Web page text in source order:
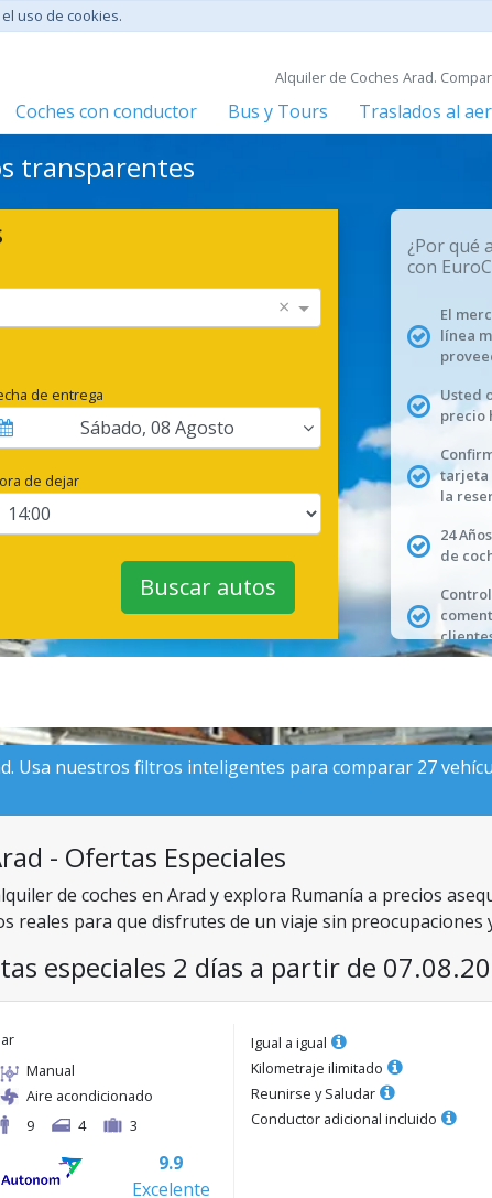
uso de cookies.
Alquiler de Coches Arad.
Coches con conductor Bus y Tours Traslados al
transparentes
×
de entrega
Sábado,08 Agosto
de dejar
Buscar autos
¿Por qué
con
El
línea
Usted
precio
tarjeta
la
24
de
Usa nuestros filtros inteligentes para comparar 27
- Ofertas Especiales
de coches en Arad y explora Rumanía a precios
reales para que disfrutes de un viaje sin
especiales 2 días a partir de
Manual
Aire acondicionado
9
4 3
9.9
Excelente
Igual a igual
Kilometraje ilimitado
Reunirse y Saludar
Conductor adicional incluido